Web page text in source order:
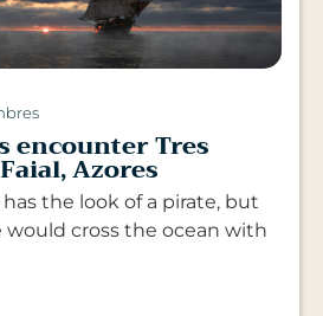
encounter Tres
Azores
the look of a pirate, but
would cross the ocean with